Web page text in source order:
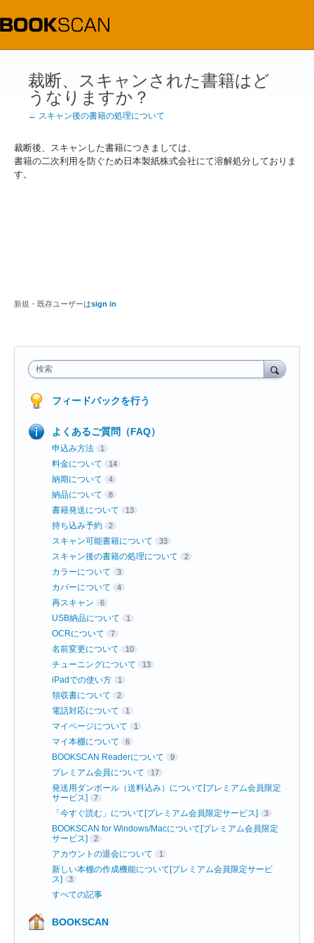
裁断、スキャンされた書籍はど
うなりますか？
← スキャン後の書籍の処理について
裁断後、スキャンした書籍につきましては、
書籍の二次利用を防ぐため日本製紙株式会社にて溶解処分しておりま
す。
新規・既存ユーザーはsign in
検索
フィードバックを行う
よくあるご質問（FAQ）
申込み方法 1
料金について 14
納期について 4
納品について 8
書籍発送について 13
持ち込み予約 2
スキャン可能書籍について 33
スキャン後の書籍の処理について 2
カラーについて 3
カバーについて 4
再スキャン 6
USB納品について 1
OCRについて 7
名前変更について 10
チューニングについて 13
iPadでの使い方 1
領収書について 2
電話対応について 1
マイページについて 1
マイ本棚について 6
BOOKSCAN Readerについて 9
プレミアム会員について 17
発送用ダンボール（送料込み）について[プレミアム会員限定
サービス]
7
「今すぐ読む」について[プレミアム会員限定サービス] 3
BOOKSCAN for Windows/Macについて[プレミアム会員限定
サービス]
2
アカウントの退会について 1
新しい本棚の作成機能について[プレミアム会員限定サービ
ス]
3
すべての記事
BOOKSCAN